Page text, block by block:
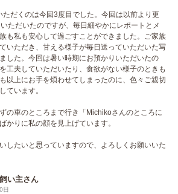
だくのは今回3度目でした。今回は以前より更
ただいたのですが、毎日細やかにレポートとメ
も私も安心して過ごすことができました。ご家族
いただき、甘える様子が毎日送っていただいた写
した。今回は暑い時期にお預かりいただいたの
工夫していただいたり、食欲がない様子のときも
以上にお手を煩わせてしまったのに、色々ご親切
ています。
の車のところまで行き「Michikoさんのところに
かりに私の顔を見上げています。
したいと思っていますので、よろしくお願いいた
い主さん
日